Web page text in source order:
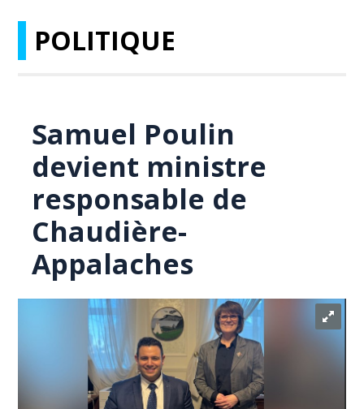
POLITIQUE
Samuel Poulin
devient ministre
responsable de
Chaudière-
Appalaches